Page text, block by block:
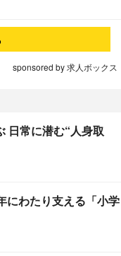
sponsored by 求人ボックス
日常に潜む“人身取
にわたり支える「小学